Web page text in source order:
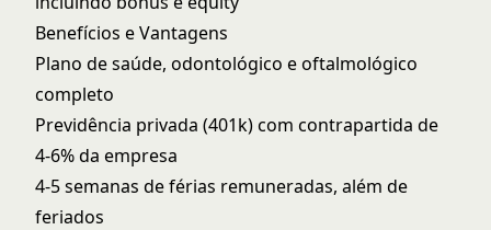
Benefícios e Vantagens
Plano de saúde, odontológico e oftalmológico
completo
Previdência privada (401k) com contrapartida de
4-6% da empresa
4-5 semanas de férias remuneradas, além de
feriados